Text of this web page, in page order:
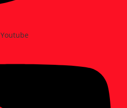
Youtube